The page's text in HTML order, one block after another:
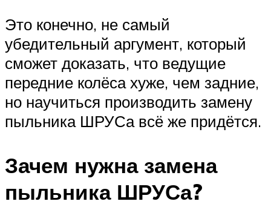
Это конечно, не самый
убедительный аргумент, который
сможет доказать, что ведущие
передние колёса хуже, чем задние,
но научиться производить замену
пыльника ШРУСа всё же придётся.
Зачем нужна замена
пыльника ШРУСа?